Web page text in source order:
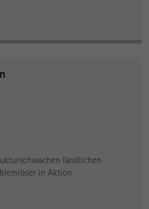
ländlichen
in Aktion